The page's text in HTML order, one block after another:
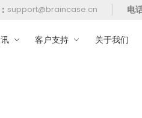
support@braincase.cn 电
客户支持 关于我们